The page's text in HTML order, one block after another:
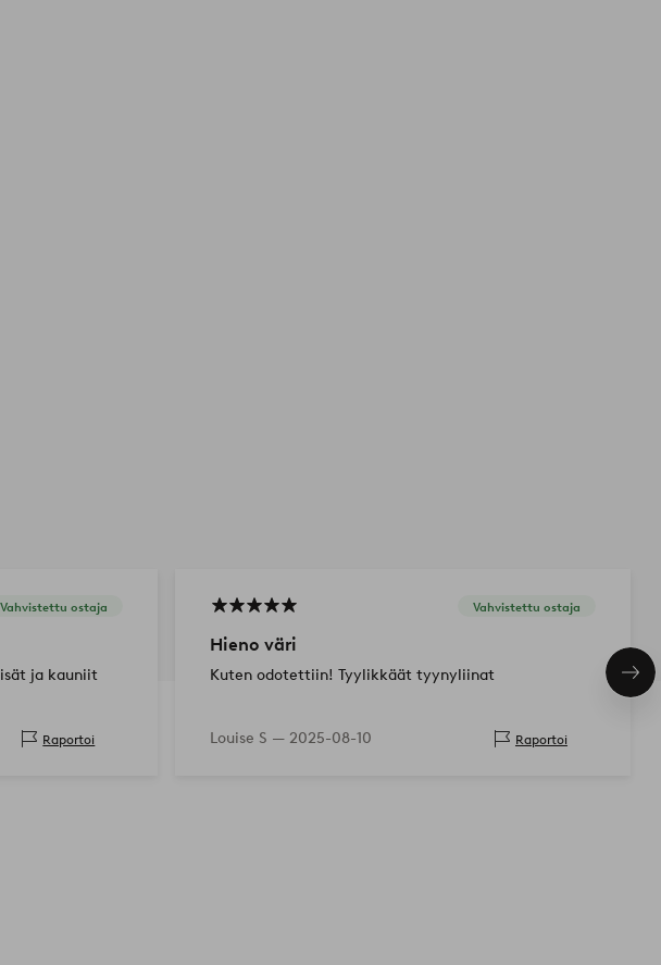
Vahvistettu ostaja
ja kauniit
Raportoi
Vahvistettu ostaja
Hieno väri
Kuten odotettiin! Tyylikkäät tyynyliinat
Louise S — 2025-08-10 Raportoi